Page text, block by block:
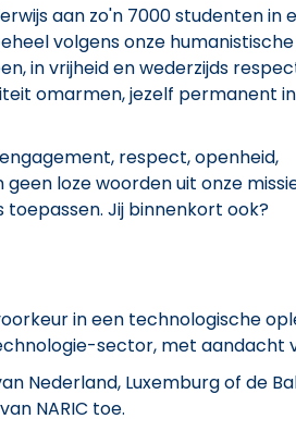
aan zo'n 7000 studenten in
volgens onze humanistische
in vrijheid en wederzijds
omarmen, jezelf permanent
respect, openheid,
loze woorden uit onze
toepassen. Jij binnenkort ook?
in een technologische
sector, met aandacht
Nederland, Luxemburg of de
NARIC toe.